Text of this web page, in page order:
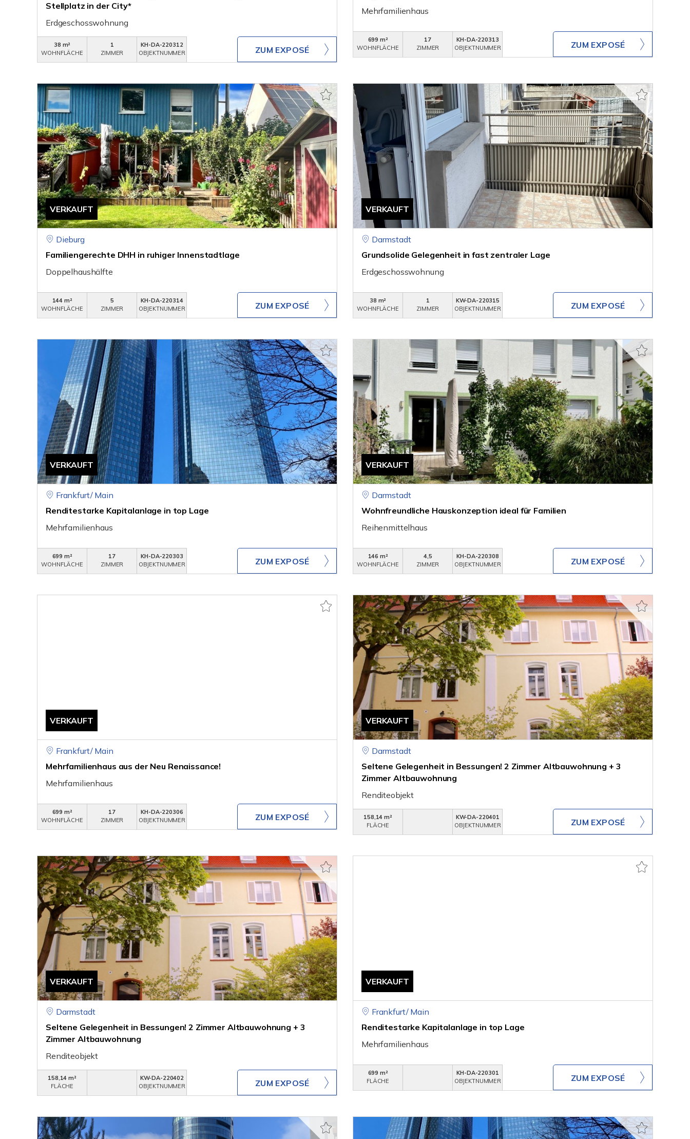
Stellplatz in der City*
Erdgeschosswohnung
38 m²
WOHNFLÄCHE
1
ZIMMER
KH-DA-220312
OBJEKTNUMMER
ZUM EXPOSÉ
Mehrfamilienhaus
699 m²
WOHNFLÄCHE
17
ZIMMER
KH-DA-220313
OBJEKTNUMMER
ZUM EXPOSÉ
VERKAUFT
Dieburg
Familiengerechte DHH in ruhiger Innenstadtlage
Doppelhaushälfte
144 m²
WOHNFLÄCHE
5
ZIMMER
KH-DA-220314
OBJEKTNUMMER
ZUM EXPOSÉ
VERKAUFT
Darmstadt
Grundsolide Gelegenheit in fast zentraler Lage
Erdgeschosswohnung
38 m²
WOHNFLÄCHE
1
ZIMMER
KW-DA-220315
OBJEKTNUMMER
ZUM EXPOSÉ
VERKAUFT
Frankfurt/ Main
Renditestarke Kapitalanlage in top Lage
Mehrfamilienhaus
699 m²
WOHNFLÄCHE
17
ZIMMER
KH-DA-220303
OBJEKTNUMMER
ZUM EXPOSÉ
VERKAUFT
Darmstadt
Wohnfreundliche Hauskonzeption ideal für Familien
Reihenmittelhaus
146 m²
WOHNFLÄCHE
4,5
ZIMMER
KH-DA-220308
OBJEKTNUMMER
ZUM EXPOSÉ
VERKAUFT
Frankfurt/ Main
Mehrfamilienhaus aus der Neu Renaissance!
Mehrfamilienhaus
699 m²
WOHNFLÄCHE
17
ZIMMER
KH-DA-220306
OBJEKTNUMMER
ZUM EXPOSÉ
VERKAUFT
Darmstadt
Seltene Gelegenheit in Bessungen! 2 Zimmer Altbauwohnung + 3
Zimmer Altbauwohnung
Renditeobjekt
158,14 m²
FLÄCHE
KW-DA-220401
OBJEKTNUMMER
ZUM EXPOSÉ
VERKAUFT
Darmstadt
Seltene Gelegenheit in Bessungen! 2 Zimmer Altbauwohnung + 3
Zimmer Altbauwohnung
Renditeobjekt
158,14 m²
FLÄCHE
KW-DA-220402
OBJEKTNUMMER
ZUM EXPOSÉ
VERKAUFT
Frankfurt/ Main
Renditestarke Kapitalanlage in top Lage
Mehrfamilienhaus
699 m²
FLÄCHE
KH-DA-220301
OBJEKTNUMMER
ZUM EXPOSÉ